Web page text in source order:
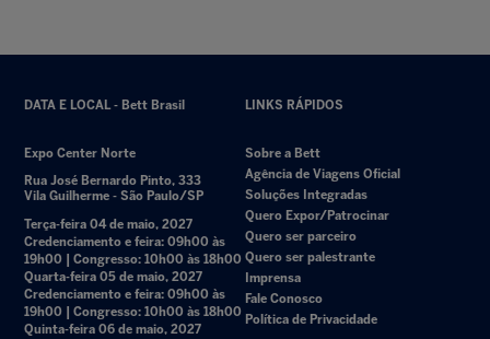
DATA E LOCAL - Bett Brasil
Expo Center Norte
Rua José Bernardo Pinto, 333
Vila Guilherme - São Paulo/SP
Terça-feira 04 de maio, 2027
Credenciamento e feira: 09h00 às
19h00 | Congresso: 10h00 às 18h00
Quarta-feira 05 de maio, 2027
Credenciamento e feira: 09h00 às
19h00 | Congresso: 10h00 às 18h00
Quinta-feira 06 de maio, 2027
LINKS RÁPIDOS
Sobre a Bett
Agência de Viagens Oficial
Soluções Integradas
Quero Expor/Patrocinar
Quero ser parceiro
Quero ser palestrante
Imprensa
Fale Conosco
Política de Privacidade